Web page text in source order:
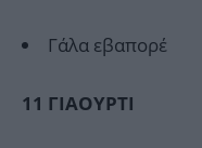
Γάλα εβαπορέ
11 ΓIAOYPTΙ